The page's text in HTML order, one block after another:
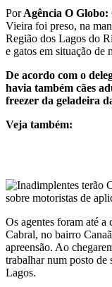
PorAgência O Globo:
Vieira foi preso, na
Região dos Lagos do
e gatos em situação de
De acordo com o
havia também cães
freezer da geladeira
Veja também:
Os agentes foram até a
Cabral, no bairro
apreensão. Ao
trabalhar num posto de
Lagos.